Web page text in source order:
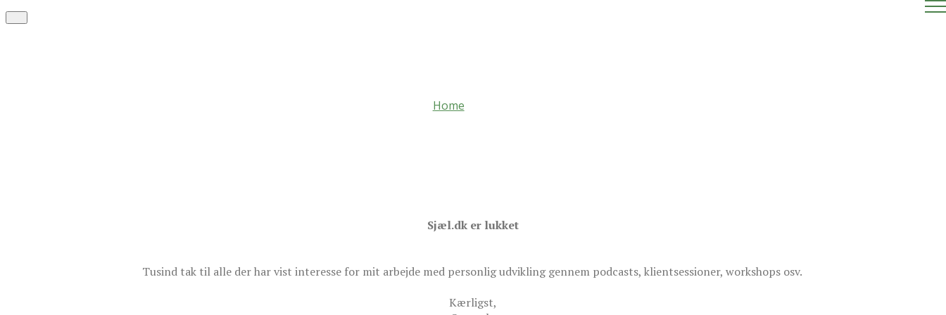
Home
Sjæl.dk er lukket
Tusind tak til alle der har vist interesse for mit arbejde med personlig udvikling gennem podcasts, klientsessioner, workshops osv.
Kærligst,